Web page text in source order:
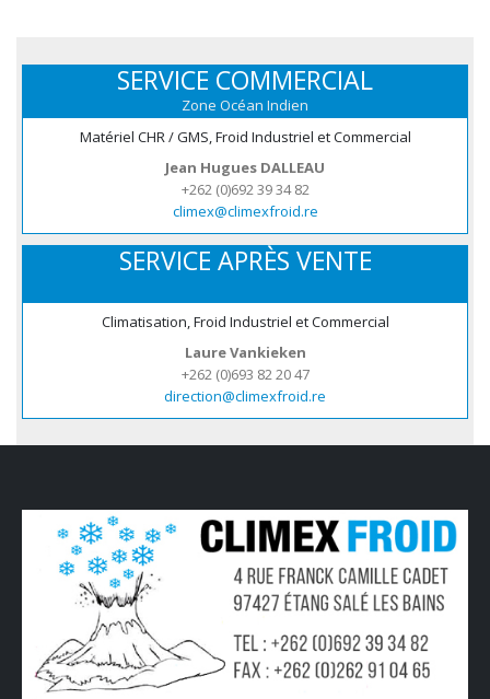
SERVICE COMMERCIAL
Zone Océan Indien
Matériel CHR / GMS, Froid Industriel et Commercial
Jean Hugues DALLEAU
+262 (0)692 39 34 82
climex@climexfroid.re
SERVICE APRÈS VENTE
Climatisation, Froid Industriel et Commercial
Laure Vankieken
+262 (0)693 82 20 47
direction@climexfroid.re